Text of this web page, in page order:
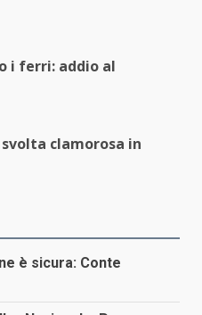
i ferri: addio al
clamorosa in
è sicura: Conte